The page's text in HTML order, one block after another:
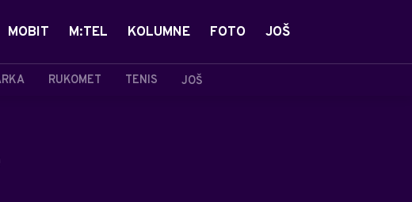
RUKOMET TENIS JOŠ
MOBIT M:TEL KOLUMNE FOTO JOŠ